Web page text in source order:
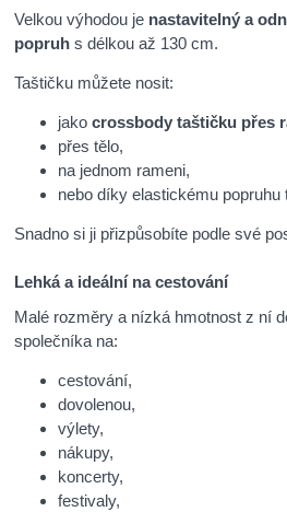
Velkou výhodou je nastavitelný a
popruh s délkou až 130 cm.
Taštičku můžete nosit:
jakocrossbody taštičku přes
přes tělo,
na jednom rameni,
nebo díky elastickému popruhu
Snadno si ji přizpůsobíte podle své
Lehká a ideální na cestování
Malé rozměry a nízká hmotnost z ní
společníka na:
cestování,
dovolenou,
výlety,
nákupy,
koncerty,
festivaly,